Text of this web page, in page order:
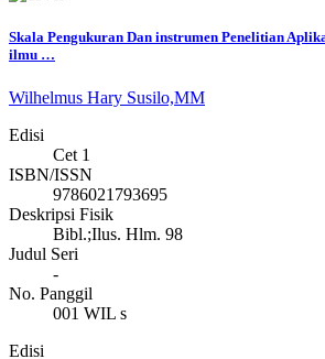
Skala Pengukuran Dan instrumen Penelitian
ilmu …
Wilhelmus Hary Susilo,MM
Edisi
Cet 1
ISBN/ISSN
9786021793695
Deskripsi Fisik
Bibl.;Ilus. Hlm. 98
Judul Seri
-
No. Panggil
001 WIL s
Edisi